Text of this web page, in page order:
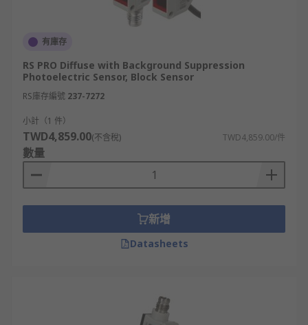
有庫存
RS PRO Diffuse with Background Suppression
Photoelectric Sensor, Block Sensor
RS庫存編號 237-7272
小計（1 件）
TWD4,859.00(不含稅) TWD4,859.00/件
數量
新增
Datasheets